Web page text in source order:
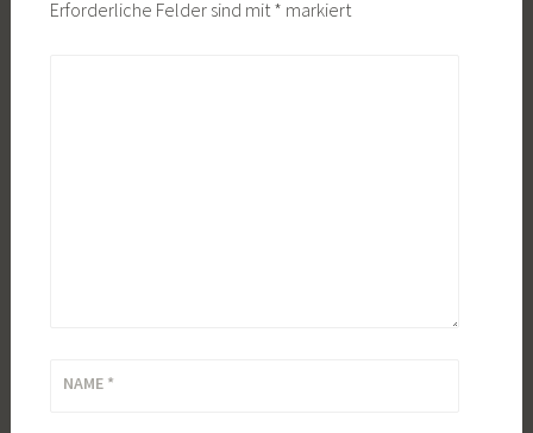
Erforderliche Felder sind mit * markiert
NAME *